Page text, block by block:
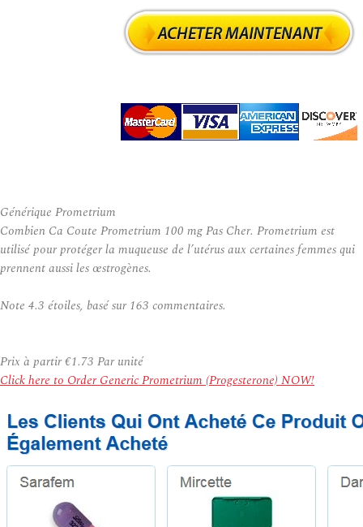
Générique Prometrium
Combien Ca Coute Prometrium 100 mg Pas Cher. Prometrium est
utilisé pour protéger la muqueuse de l’utérus aux certaines femmes qui
prennent aussi les œstrogènes.
Note 4.3 étoiles, basé sur 163 commentaires.
Prix à partir€1.73 Par unité
Click here to Order Generic Prometrium (Progesterone) NOW!